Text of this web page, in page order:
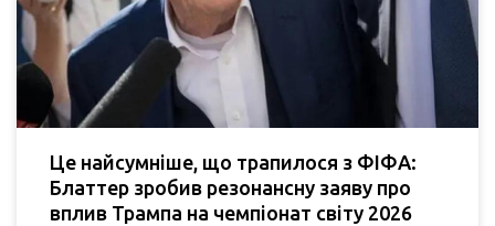
Це найсумніше, що трапилося з ФІФА:
Блаттер зробив резонансну заяву про
вплив Трампа на чемпіонат світу 2026